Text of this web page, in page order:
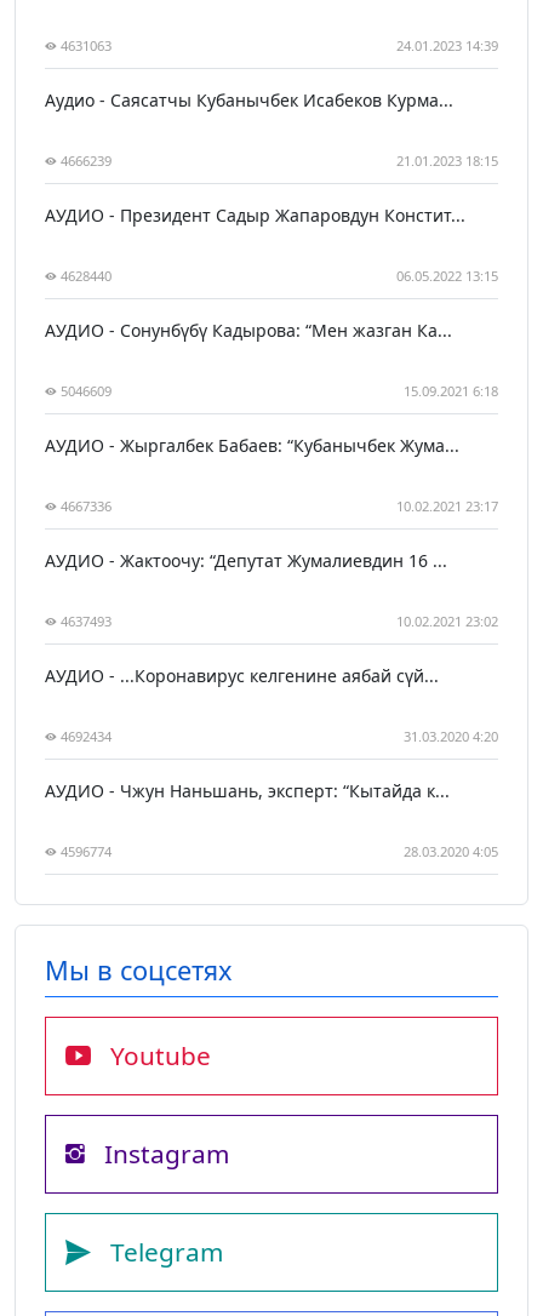
4631063 24.01.2023 14:39
Аудио - Саясатчы Кубанычбек Исабеков Курма...
4666239 21.01.2023 18:15
АУДИО - Президент Садыр Жапаровдун Констит...
4628440 06.05.2022 13:15
АУДИО - Сонунбүбү Кадырова: “Мен жазган Ка...
5046609 15.09.2021 6:18
АУДИО - Жыргалбек Бабаев: “Кубанычбек Жума...
4667336 10.02.2021 23:17
АУДИО - Жактоочу: “Депутат Жумалиевдин 16 ...
4637493 10.02.2021 23:02
АУДИО - ...Коронавирус келгенине аябай сүй...
4692434 31.03.2020 4:20
АУДИО - Чжун Наньшань, эксперт: “Кытайда к...
4596774 28.03.2020 4:05
Мы в соцсетях
Youtube
Instagram
Telegram